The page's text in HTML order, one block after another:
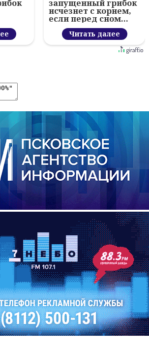
запущенный грибок
исчезнет с корнем,
если перед сном…
Читать далее